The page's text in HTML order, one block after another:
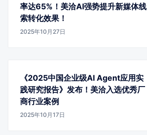
率达65%！美洽AI强势提升新媒体线
索转化效果！
2025年10月27日
《2025中国企业级AI Agent应用实
践研究报告》发布！美洽入选优秀厂
商行业案例
2025年10月17日